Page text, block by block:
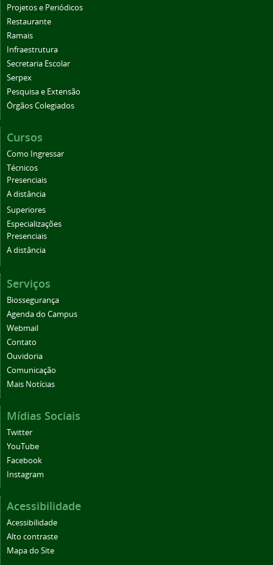
Projetos e Periódicos
Restaurante
Ramais
Infraestrutura
Secretaria Escolar
Serpex
Pesquisa e Extensão
Órgãos Colegiados
Cursos
Como Ingressar
Técnicos
Presenciais
A distância
Superiores
Especializações
Presenciais
A distância
Serviços
Biossegurança
Agenda do Campus
Webmail
Contato
Ouvidoria
Comunicação
Mais Notícias
Mídias Sociais
Twitter
YouTube
Facebook
Instagram
Acessibilidade
Acessibilidade
Alto contraste
Mapa do Site